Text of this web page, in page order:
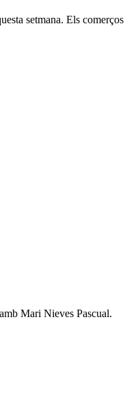
setmana. Els comerços
Mari Nieves Pascual.